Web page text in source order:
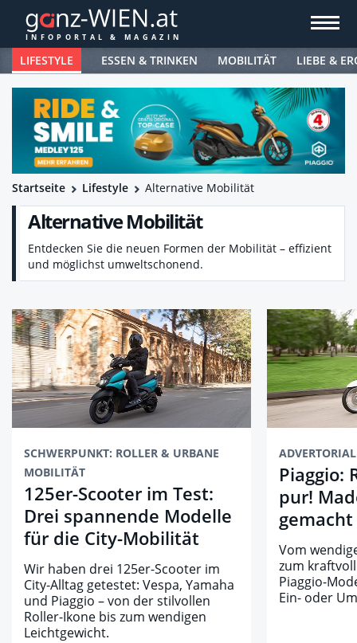
LIFESTYLE ESSEN & TRINKEN MOBILITÄT LIEBE &
Startseite Lifestyle Alternative Mobilität
Alternative Mobilität
Entdecken Sie die neuen Formen der Mobilität – effizient
und möglichst umweltschonend.
SCHWERPUNKT: ROLLER & URBANE
MOBILITÄT
125er-Scooter im Test:
Drei spannende Modelle
für die City-Mobilität
Wir haben drei 125er-Scooter im
City-Alltag getestet: Vespa, Yamaha
und Piaggio – von der stilvollen
Roller-Ikone bis zum wendigen
Leichtgewicht.
ADVERTORIAL
Piaggio:
pur!
Vom
zum
Piaggio-
Ein- oder